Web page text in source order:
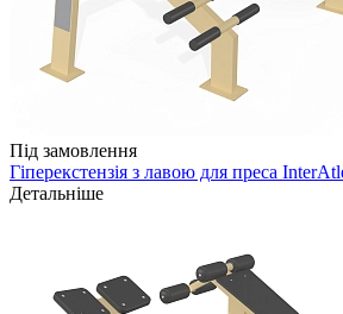
Під замовлення
Гіперекстензія з лавою для преса
Детальніше